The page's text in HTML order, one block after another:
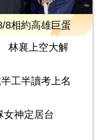
8相約高雄巨蛋
林襄上空大解
工半讀考上名
神定居台